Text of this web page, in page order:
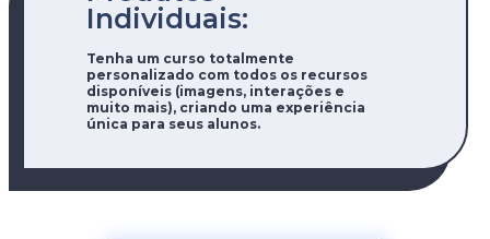
Individuais:
Tenha um curso totalmente
personalizado com todos os recursos
disponíveis (imagens, interações e
muito mais), criando uma experiência
única para seus alunos.